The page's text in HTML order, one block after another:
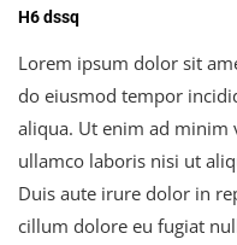
H6 dssq
Lorem ipsum dolor sit
do eiusmod tempor
aliqua. Ut enim ad minim
ullamco laboris nisi ut
Duis aute irure dolor in
cillum dolore eu fugiat